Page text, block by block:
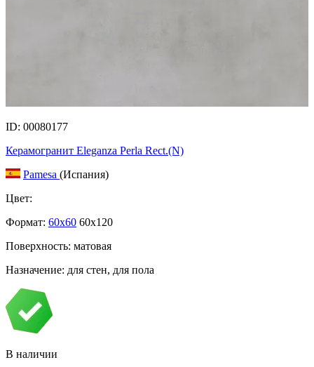
ID: 00080177
Керамогранит Eleganza Perla Rect.(N)
Pamesa (Испания)
Цвет:
Формат: 60x60 60x120
Поверхность: матовая
Назначение: для стен, для пола
В наличии